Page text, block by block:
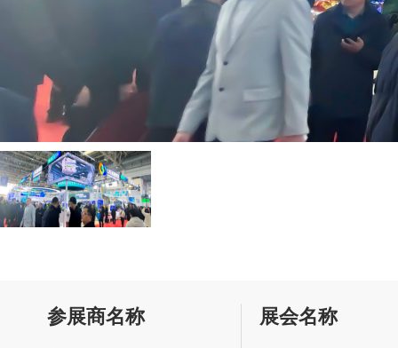
参展商名称 展会名称